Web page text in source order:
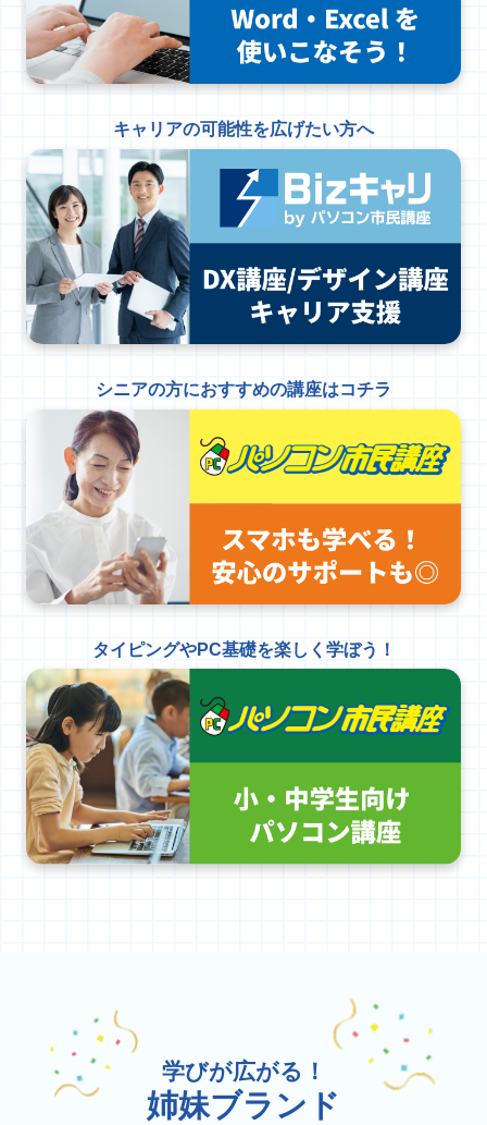
キャリアの可能性を広げたい方へ
シニアの方におすすめの講座はコチラ
タイピングやPC基礎を楽しく学ぼう！
学びが広がる！
姉妹ブランド